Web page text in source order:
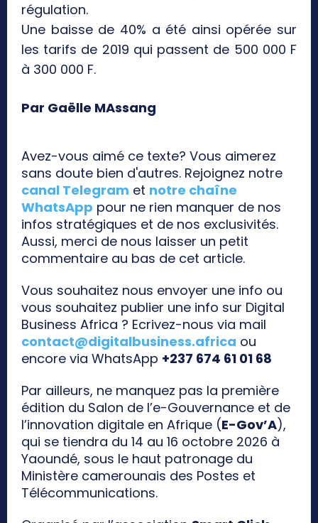
régulation.
Une baisse de 40% a été ainsi opérée sur
les tarifs de 2019 qui passent de 500 000 F
à 300 000 F.
Par Gaëlle MAssang
Avez-vous aimé ce texte? Vous aimerez
sans doute bien d'autres. Rejoignez notre
canal Telegram et notre chaîne
WhatsApp pour ne rien manquer de nos
infos stratégiques et de nos exclusivités.
Aussi, merci de nous laisser un petit
commentaire au bas de cet article.
Vous souhaitez nous envoyer une info ou
vous souhaitez publier une info sur Digital
Business Africa ? Ecrivez-nous via mail
contact@digitalbusiness.africa ou
encore via WhatsApp +237 674 61 01 68
Par ailleurs, ne manquez pas la première
édition du Salon de l’e-Gouvernance et de
l’innovation digitale en Afrique (E-Gov’A),
qui se tiendra du 14 au 16 octobre 2026 à
Yaoundé, sous le haut patronage du
Ministère camerounais des Postes et
Télécommunications.